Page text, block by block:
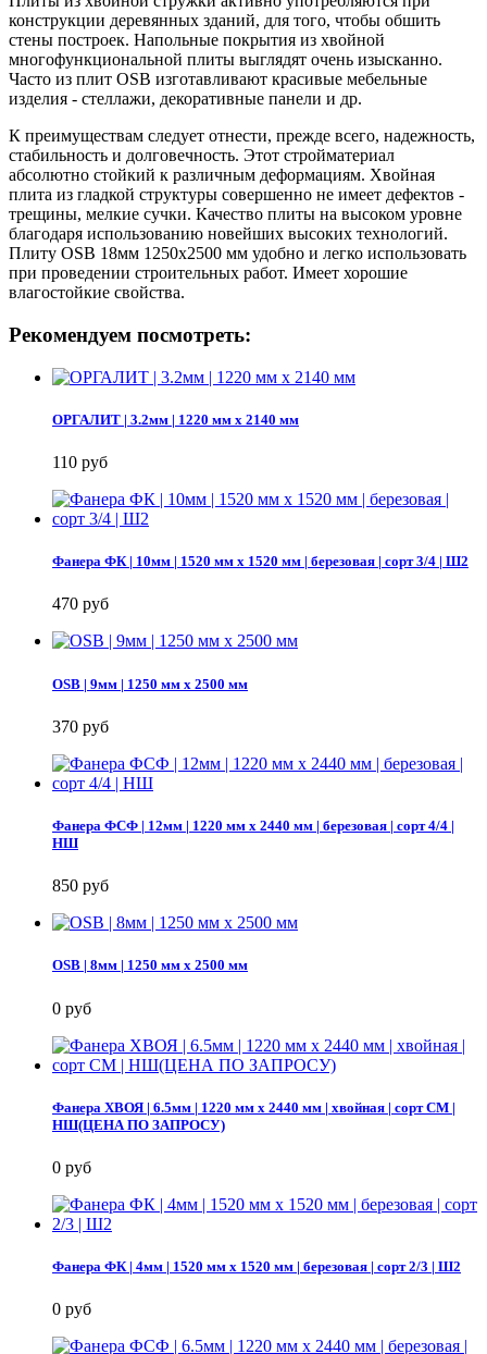
конструкции деревянных зданий, для того, чтобы обшить
стены построек. Напольные покрытия из хвойной
многофункциональной плиты выглядят очень изысканно.
Часто из плит OSB изготавливают красивые мебельные
изделия - стеллажи, декоративные панели и др.
К преимуществам следует отнести, прежде всего, надежность,
стабильность и долговечность. Этот стройматериал
абсолютно стойкий к различным деформациям. Хвойная
плита из гладкой структуры совершенно не имеет дефектов -
трещины, мелкие сучки. Качество плиты на высоком уровне
благодаря использованию новейших высоких технологий.
Плиту OSB 18мм 1250х2500 мм удобно и легко использовать
при проведении строительных работ. Имеет хорошие
влагостойкие свойства.
Рекомендуем посмотреть:
ОРГАЛИТ | 3.2мм | 1220 мм х 2140 мм
110 руб
Фанера ФК | 10мм | 1520 мм х 1520 мм | березовая | сорт 3/4 | Ш2
470 руб
OSB | 9мм | 1250 мм х 2500 мм
370 руб
Фанера ФСФ | 12мм | 1220 мм х 2440 мм | березовая | сорт 4/4 |
НШ
850 руб
OSB | 8мм | 1250 мм х 2500 мм
0 руб
Фанера ХВОЯ | 6.5мм | 1220 мм х 2440 мм | хвойная | сорт СМ |
НШ(ЦЕНА ПО ЗАПРОСУ)
0 руб
Фанера ФК | 4мм | 1520 мм х 1520 мм | березовая | сорт 2/3 | Ш2
0 руб